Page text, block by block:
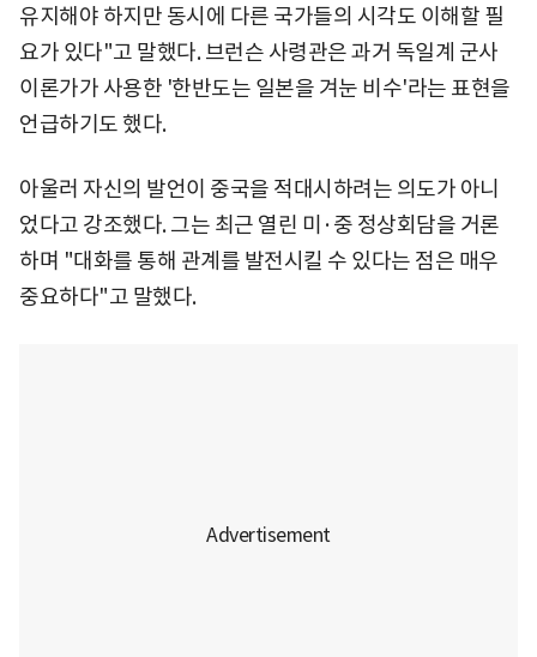
유지해야 하지만 동시에 다른 국가들의 시각도 이해할 필
요가 있다"고 말했다. 브런슨 사령관은 과거 독일계 군사
이론가가 사용한 '한반도는 일본을 겨눈 비수'라는 표현을
언급하기도 했다.
아울러 자신의 발언이 중국을 적대시하려는 의도가 아니
었다고 강조했다. 그는 최근 열린 미·중 정상회담을 거론
하며 "대화를 통해 관계를 발전시킬 수 있다는 점은 매우
중요하다"고 말했다.